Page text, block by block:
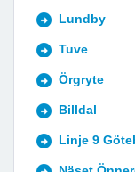
Lundby
Tuve
Örgryte
Billdal
Linje 9